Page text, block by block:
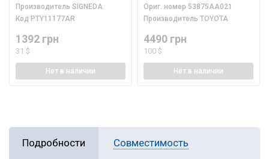
ПроизводительSIGNEDA
Код PTY11177AR
1392 грн
31 $
Нет в наличии
Ориг. номер 53875AA021
ПроизводительTOYOTA
4490 грн
100 $
Нет в наличии
Подробности Совместимость